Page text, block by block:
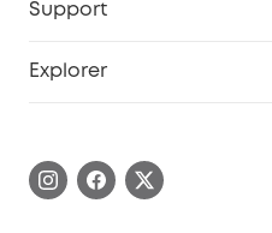
Support
Explorer
Communauté eufy Security